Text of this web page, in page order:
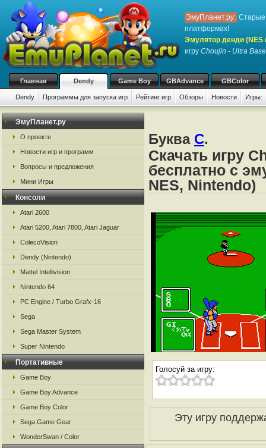
ЭмуПланет.ру: Старые
платформах!
Эмулятор денди (NES
игру Choujin - Ultra
Главная Dendy Game Boy GBAdvance GBColor
Dendy Программы для запуска игр Рейтинг игр Обзоры Новости Игры:
ЭмуПланет.ру
О проекте
Новости игр и программ
Вопросы и предложения
Мини Игры
Консоли
Atari 2600
Atari 5200, Atari 7800, Atari Jaguar
ColecoVision
Dendy (Nintendo)
Mattel Intellivision
Nintendo 64
PC Engine / Turbo Grafx-16
Sega
Sega Master System
Super Nintendo
Портативные
Game Boy
Game Boy Advance
Game Boy Color
Sega Game Gear
WonderSwan / Color
Буква C.
Скачать игру
бесплатно с
NES, Nintendo)
Голосуй за игру:
Эту игру